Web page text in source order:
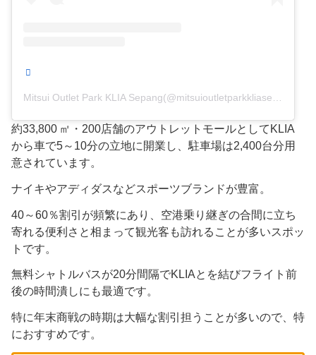
約33,800 ㎡・200店舗のアウトレットモールとしてKLIA
から車で5～10分の立地に開業し、駐車場は2,400台分用
意されています。
ナイキやアディダスなどスポーツブランドが豊富。
40～60％割引が頻繁にあり、空港乗り継ぎの合間に立ち
寄れる便利さと相まって観光客も訪れることが多いスポッ
トです。
無料シャトルバスが20分間隔でKLIAとを結びフライト前
後の時間潰しにも最適です。
特に年末商戦の時期は大幅な割引担うことが多いので、特
におすすめです。